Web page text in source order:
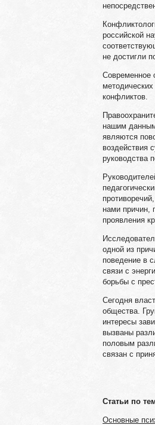
российской
не достигли
Современное
конфликтов.
нашим
являются
воздействия
руководства
нами причин,
проявления
одной из
поведение в
связи с
борьбы с
Сегодня
общества.
интересы
вызваны
половым
связан с
Статьи по
Основные